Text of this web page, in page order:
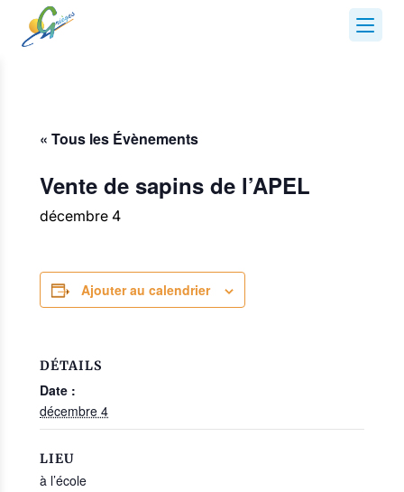
« Tous les Évènements
Vente de sapins de l’APEL
décembre 4
Ajouter au calendrier
DÉTAILS
Date :
décembre 4
LIEU
à l’école